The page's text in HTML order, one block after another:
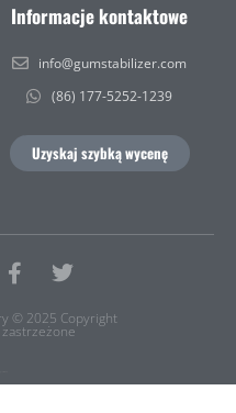
Informacje kontaktowe
info@gumstabilizer.com
(86) 177-5252-1239
Uzyskaj szybką wycenę
Facebook-
Twitter
© 2025 Copyright